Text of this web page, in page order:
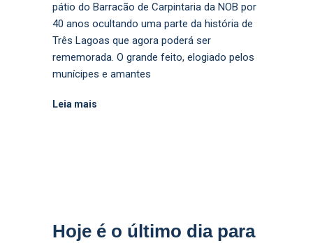
pátio do Barracão de Carpintaria da NOB por
40 anos ocultando uma parte da história de
Três Lagoas que agora poderá ser
rememorada. O grande feito, elogiado pelos
munícipes e amantes
Leia mais
Hoje é o último dia para